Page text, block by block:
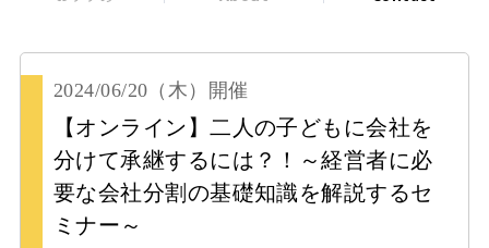
2024/06/20 （木） 開催
【オンライン】二人の子どもに会社を
分けて承継するには？！～経営者に必
要な会社分割の基礎知識を解説するセ
ミナー～